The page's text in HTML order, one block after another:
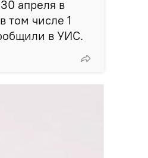
апреля в
том числе 1
в УИС.